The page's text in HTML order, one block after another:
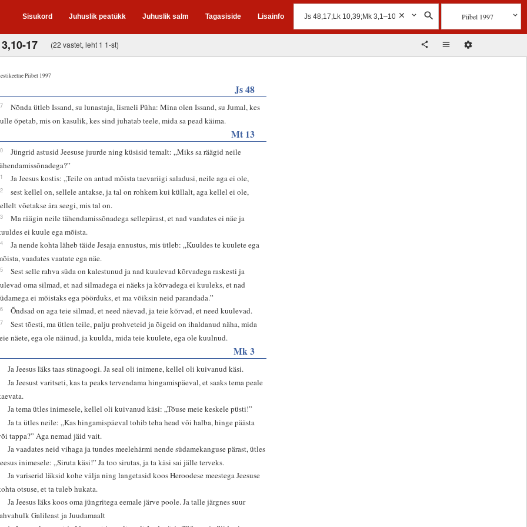
Sisukord Juhuslik peatükk Juhuslik salm Tagasiside Lisainfo Piibel 1997
17 (22 vastet, leht 1 1-st)
Piibel 1997
Js 48
Nõnda ütleb Issand, su lunastaja, Iisraeli Püha: Mina olen Issand, su Jumal, kes
õpetab, mis on kasulik, kes sind juhatab teele, mida sa pead käima.
Mt 13
Jüngrid astusid Jeesuse juurde ning küsisid temalt: „Miks sa räägid neile
Ja Jeesus kostis: „Teile on antud mõista taevariigi saladusi, neile aga ei ole,
sest kellel on, sellele antakse, ja tal on rohkem kui küllalt, aga kellel ei ole,
võetakse ära seegi, mis tal on.
Ma räägin neile tähendamissõnadega sellepärast, et nad vaadates ei näe ja
ei kuule ega mõista.
Ja nende kohta läheb täide Jesaja ennustus, mis ütleb: „Kuuldes te kuulete ega
vaadates vaatate ega näe.
Sest selle rahva süda on kalestunud ja nad kuulevad kõrvadega raskesti ja
oma silmad, et nad silmadega ei näeks ja kõrvadega ei kuuleks, et nad
ei mõistaks ega pöörduks, et ma võiksin neid parandada.”
Õndsad on aga teie silmad, et need näevad, ja teie kõrvad, et need kuulevad.
Sest tõesti, ma ütlen teile, palju prohveteid ja õigeid on ihaldanud näha, mida
näete, ega ole näinud, ja kuulda, mida teie kuulete, ega ole kuulnud.
Mk 3
Ja Jeesus läks taas sünagoogi. Ja seal oli inimene, kellel oli kuivanud käsi.
Ja Jeesust varitseti, kas ta peaks tervendama hingamispäeval, et saaks tema peale
Ja tema ütles inimesele, kellel oli kuivanud käsi: „Tõuse meie keskele püsti!”
Ja ta ütles neile: „Kas hingamispäeval tohib teha head või halba, hinge päästa
tappa?” Aga nemad jäid vait.
Ja vaadates neid vihaga ja tundes meelehärmi nende südamekanguse pärast, ütles
inimesele: „Siruta käsi!” Ja too sirutas, ja ta käsi sai jälle terveks.
Ja variserid läksid kohe välja ning langetasid koos Heroodese meestega Jeesuse
otsuse, et ta tuleb hukata.
Ja Jeesus läks koos oma jüngritega eemale järve poole. Ja talle järgnes suur
Galileast ja Juudamaalt